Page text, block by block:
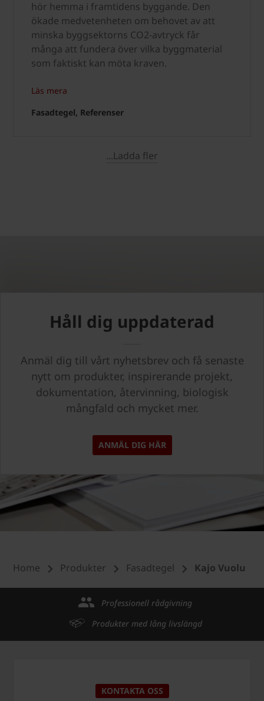
hör hemma i framtidens byggande. Den
ökade medvetenheten om behovet av att
minska byggsektorns CO2-avtryck får
många att fundera över vilka byggmaterial
som faktiskt kan möta kraven.
Läs mera
Fasadtegel, Referenser
...Ladda fler
Håll dig uppdaterad
Anmäl dig till vårt nyhetsbrev och få senaste
nytt om produkter, inspirerande projekt,
dokumentation, återvinning, biologisk
mångfald och mycket mer.
ANMÄL DIG HÄR
Home Produkter Fasadtegel Kajo Vuolu
Professionell rådgivning
Produkter med lång livslängd
KONTAKTA OSS